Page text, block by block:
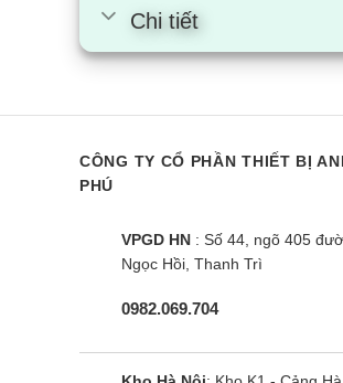
Chi tiết
CÔNG TY CỔ PHẦN THIẾT BỊ
PHÚ
VPGD HN : Số 44, ngõ 405
Ngọc Hồi, Thanh Trì
0982.069.704